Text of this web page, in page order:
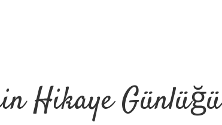
Hikaye Günlüğü